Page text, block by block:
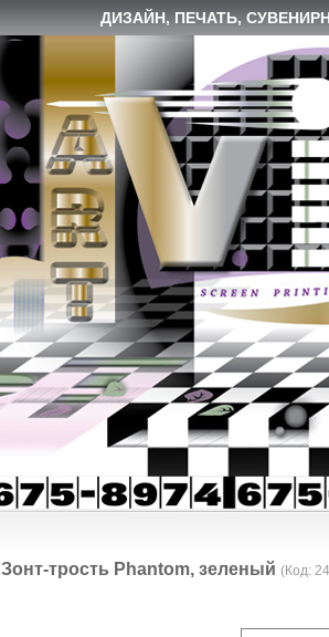
ДИЗАЙН, ПЕЧАТЬ,
Зонт-трость Phantom, зеленый (Код: